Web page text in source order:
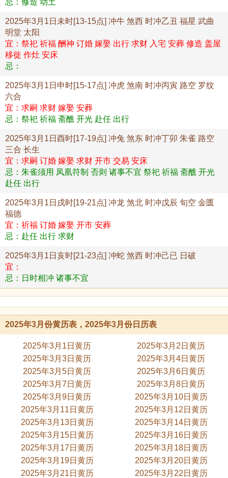
忌：修造 动土
2025年3月1日未时[13-15点] 冲牛 煞西 时冲乙丑 福星 武曲
明堂 太阳
宜：祭祀 祈福 酬神 订婚 嫁娶 出行 求财 入宅 安葬 修造 盖屋
移徙 作灶 安床
忌：
2025年3月1日申时[15-17点] 冲虎 煞南 时冲丙寅 路空 罗纹
六合
宜：求嗣 求财 嫁娶 安葬
忌：祭祀 祈福 斋醮 开光 赴任 出行
2025年3月1日酉时[17-19点] 冲兔 煞东 时冲丁卯 朱雀 路空
三合 长生
宜：求嗣 订婚 嫁娶 求财 开市 交易 安床
忌：朱雀须用 凤凰符制 否则 诸事不宜 祭祀 祈福 斋醮 开光
赴任 出行
2025年3月1日戌时[19-21点] 冲龙 煞北 时冲戊辰 旬空 金匮
福德
宜：祈福 订婚 嫁娶 开市 安葬
忌：赴任 出行 求财
2025年3月1日亥时[21-23点] 冲蛇 煞西 时冲己已 日破
宜：
忌：日时相冲 诸事不宜
2025年3月份黄历表，2025年3月份日历表
2025年3月1日黄历
2025年3月2日黄历
2025年3月3日黄历
2025年3月4日黄历
2025年3月5日黄历
2025年3月6日黄历
2025年3月7日黄历
2025年3月8日黄历
2025年3月9日黄历
2025年3月10日黄历
2025年3月11日黄历
2025年3月12日黄历
2025年3月13日黄历
2025年3月14日黄历
2025年3月15日黄历
2025年3月16日黄历
2025年3月17日黄历
2025年3月18日黄历
2025年3月19日黄历
2025年3月20日黄历
2025年3月21日黄历
2025年3月22日黄历